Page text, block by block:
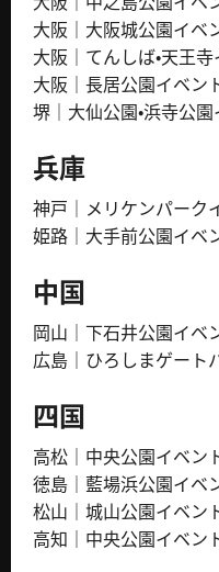
大阪｜大阪城公園イベ
大阪｜てんしば・天王
大阪｜長居公園イベン
堺｜大仙公園・浜寺公
兵庫
神戸｜メリケンパーク
姫路｜大手前公園イベ
中国
岡山｜下石井公園イベ
広島｜ひろしまゲート
四国
高松｜中央公園イベン
徳島｜藍場浜公園イベ
松山｜城山公園イベン
高知｜中央公園イベン